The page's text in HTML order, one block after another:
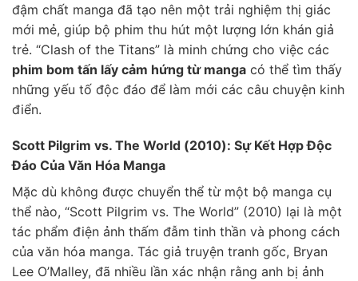
đậm chất manga đã tạo nên một trải nghiệm thị giác
mới mẻ, giúp bộ phim thu hút một lượng lớn khán giả
trẻ. “Clash of the Titans” là minh chứng cho việc các
phim bom tấn lấy cảm hứng từ manga có thể tìm thấy
những yếu tố độc đáo để làm mới các câu chuyện kinh
điển.
Scott Pilgrim vs. The World (2010): Sự Kết Hợp Độc
Đáo Của Văn Hóa Manga
Mặc dù không được chuyển thể từ một bộ manga cụ
thể nào, “Scott Pilgrim vs. The World” (2010) lại là một
tác phẩm điện ảnh thấm đẫm tinh thần và phong cách
của văn hóa manga. Tác giả truyện tranh gốc, Bryan
Lee O’Malley, đã nhiều lần xác nhận rằng anh bị ảnh